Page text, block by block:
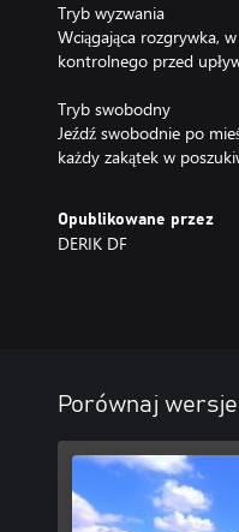
Tryb wyzwania
Wciągająca rozgrywka,
kontrolnego przed
Tryb swobodny
Jeźdź swobodnie po
Opublikowane przez
DERIK DF
Porównaj wersje